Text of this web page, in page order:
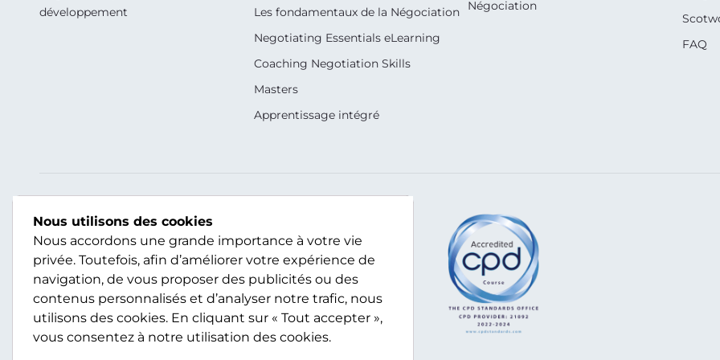
développement
Les fondamentaux de la Négociation
Negotiating Essentials eLearning
Coaching Negotiation Skills
Masters
Apprentissage intégré
Négociation
FAQ
Nos Réseaux Sociaux
+33 (1) 45 78 17 17
france@scotwork.fr
Nous Contacter
Nous utilisons des cookies
Nous accordons une grande importance à votre vie
privée. Toutefois, afin d’améliorer votre expérience de
navigation, de vous proposer des publicités ou des
contenus personnalisés et d’analyser notre trafic, nous
utilisons des cookies. En cliquant sur « Tout accepter »,
vous consentez à notre utilisation des cookies.